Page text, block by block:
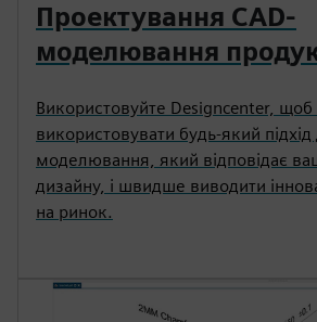
Проектування CAD-
моделювання
Використовуйте Designcenter, щоб
використовувати будь-який підхід
моделювання, який відповідає
дизайну, і швидше виводити
на ринок.